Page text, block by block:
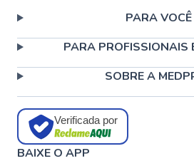
PARA VOCÊ
PARA PROFISSIONAIS
SOBRE A
Verificada por
BAIXE O APP